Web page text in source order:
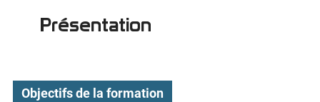
Présentation
Objectifs de la formation